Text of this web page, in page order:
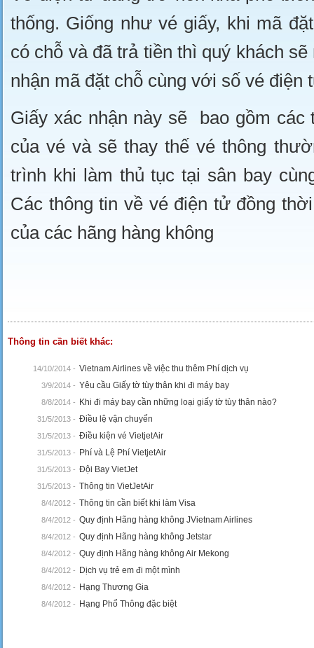
thống. Giống như vé giấy, khi mã
có chỗ và đã trả tiền thì quý khách
nhận mã đặt chỗ cùng với số vé điện
Giấy xác nhận này sẽ bao gồm các
của vé và sẽ thay thế vé thông
trình khi làm thủ tục tại sân bay
Các thông tin về vé điện tử đồng
của các hãng hàng không
Thông tin cần biết khác:
14/10/2014 - Vietnam Airlines về việc thu thêm Phí dịch vụ
3/9/2014 - Yêu cầu Giấy tờ tùy thân khi đi máy bay
8/8/2014 - Khi đi máy bay cần những loại giấy tờ tùy thân nào?
31/5/2013 - Điều lệ vận chuyển
31/5/2013 - Điều kiện vé VietjetAir
31/5/2013 - Phí và Lệ Phí VietjetAir
31/5/2013 - Đội Bay VietJet
31/5/2013 - Thông tin VietJetAir
8/4/2012 - Thông tin cần biết khi làm Visa
8/4/2012 - Quy định Hãng hàng không JVietnam Airlines
8/4/2012 - Quy định Hãng hàng không Jetstar
8/4/2012 - Quy định Hãng hàng không Air Mekong
8/4/2012 - Dịch vụ trẻ em đi một mình
8/4/2012 - Hạng Thương Gia
8/4/2012 - Hạng Phổ Thông đặc biệt